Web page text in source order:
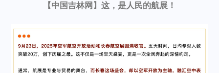
【中国吉林网】这，是人民的航展！